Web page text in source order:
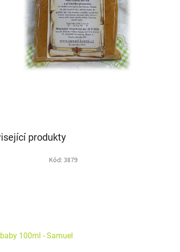
produkty
100ml - Samuel
Kód: 3879